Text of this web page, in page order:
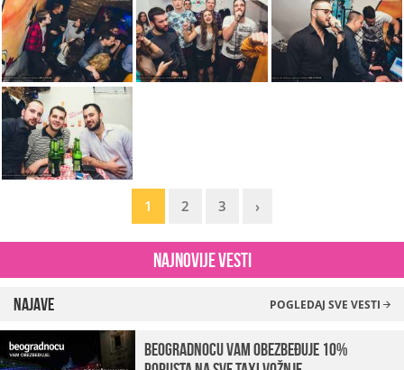
1 2 3 ›
Najnovije vesti
Najave POGLEDAJ SVE VESTI
beogradnocu vam obezbeđuje 10%